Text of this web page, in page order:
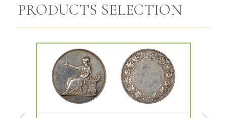
PRODUCTS SELECTION